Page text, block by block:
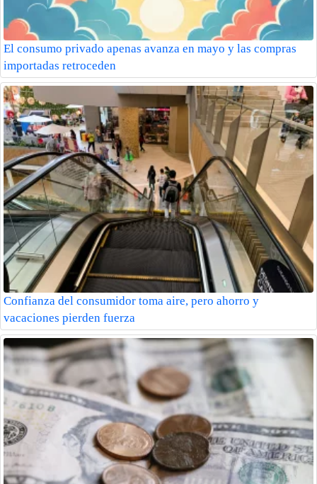
El consumo privado apenas avanza en mayo y las compras
importadas retroceden
Confianza del consumidor toma aire, pero ahorro y
vacaciones pierden fuerza